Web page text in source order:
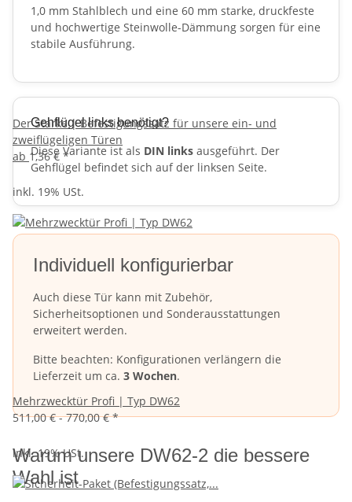
1,0 mm Stahlblech und eine 60 mm starke, druckfeste
und hochwertige Steinwolle-Dämmung sorgen für eine
stabile Ausführung.
Gehflügel links benötigt?
Diese Variante ist als DIN links ausgeführt. Der
Gehflügel befindet sich auf der linksen Seite.
Individuell konfigurierbar
Auch diese Tür kann mit Zubehör,
Sicherheitsoptionen und Sonderausstattungen
erweitert werden.
Bitte beachten: Konfigurationen verlängern die
Lieferzeit um ca. 3 Wochen.
Warum unsere DW62-2 die bessere
Wahl ist
Der Starke | Befestigungssatz für unsere ein- und
zweiflügeligen Türen
ab 1,36 € *
inkl. 19% USt.
Mehrzwecktür Profi | Typ DW62
511,00 € -770,00 €*
inkl. 19% USt.